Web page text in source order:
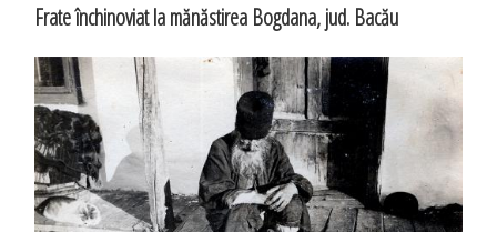
Frate închinoviat la mănăstirea Bogdana, jud. Bacău